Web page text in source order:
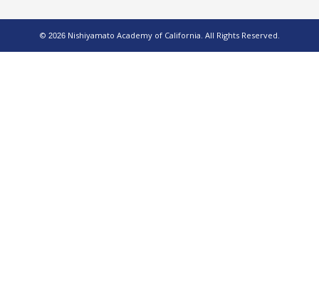
© 2026Nishiyamato Academy of California. All Rights Reserved.